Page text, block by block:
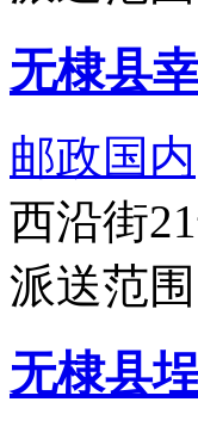
无棣县
邮政国内
西沿街
派送范
无棣县